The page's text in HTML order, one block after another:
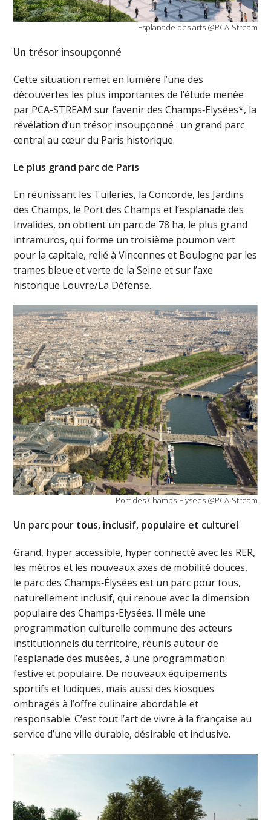
Esplanade des arts @PCA-Stream
Un trésor insoupçonné
Cette situation remet en lumière l’une des
découvertes les plus importantes de l’étude menée
par PCA-STREAM sur l’avenir des Champs‑Elysées*, la
révélation d’un trésor insoupçonné : un grand parc
central au cœur du Paris historique.
Le plus grand parc de Paris
En réunissant les Tuileries, la Concorde, les Jardins
des Champs, le Port des Champs et l’esplanade des
Invalides, on obtient un parc de 78 ha, le plus grand
intramuros, qui forme un troisième poumon vert
pour la capitale, relié à Vincennes et Boulogne par les
trames bleue et verte de la Seine et sur l’axe
historique Louvre/La Défense.
Port des Champs-Elysees @PCA-Stream
Un parc pour tous, inclusif, populaire et culturel
Grand, hyper accessible, hyper connecté avec les RER,
les métros et les nouveaux axes de mobilité douces,
le parc des Champs‑Élysées est un parc pour tous,
naturellement inclusif, qui renoue avec la dimension
populaire des Champs-Elysées. Il mêle une
programmation culturelle commune des acteurs
institutionnels du territoire, réunis autour de
l’esplanade des musées, à une programmation
festive et populaire. De nouveaux équipements
sportifs et ludiques, mais aussi des kiosques
ombragés à l’offre culinaire abordable et
responsable. C’est tout l’art de vivre à la française au
service d’une ville durable, désirable et inclusive.